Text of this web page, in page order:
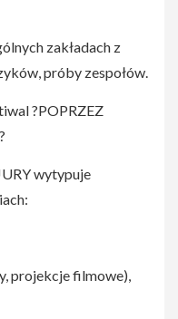
zakładach z
próby zespołów.
?POPRZEZ
wytypuje
projekcje filmowe),